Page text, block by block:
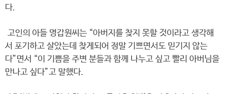
다.
고인의 아들 명갑원씨는 “아버지를 찾지 못할 것이라고 생각해
서 포기하고 살았는데 찾게되어 정말 기쁘면서도 믿기지 않는
다”면서 “이 기쁨을 주변 분들과 함께 나누고 싶고 빨리 아버님을
만나고 싶다”고 말했다.